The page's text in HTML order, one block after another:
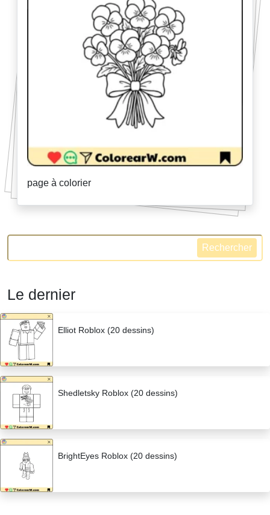
page à colorier
Rechercher
Le dernier
Elliot Roblox (20 dessins)
Shedletsky Roblox (20 dessins)
BrightEyes Roblox (20 dessins)